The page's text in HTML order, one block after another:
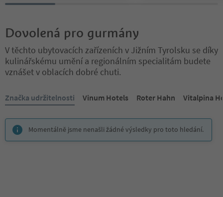
Dovolená pro gurmány
V těchto ubytovacích zařízeních v Jižním Tyrolsku se díky
kulinářskému umění a regionálním specialitám budete
vznášet v oblacích dobré chuti.
Značka udržitelnosti Vinum Hotels Roter Hahn Vitalpina
Momentálně jsme nenašli žádné výsledky pro toto hledání.